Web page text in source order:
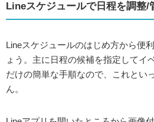
Lineスケジュールで日程を調整/
Lineスケジュールのはじめ方から便
ょう。主に日程の候補を指定してイ
だけの簡単な手順なので、これとい
ん。